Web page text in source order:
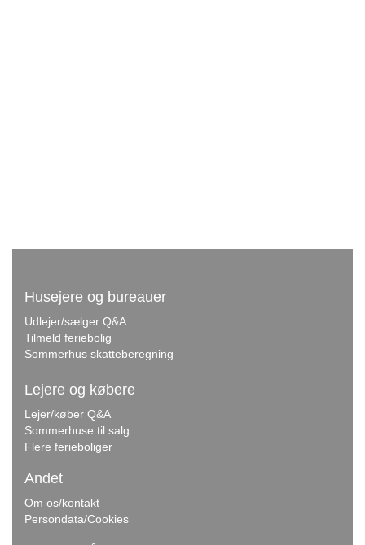
Husejere og bureauer
Udlejer/sælger Q&A
Tilmeld feriebolig
Sommerhus skatteberegning
Lejere og købere
Lejer/køber Q&A
Sommerhuse til salg
Flere ferieboliger
Andet
Om os/kontakt
Persondata/Cookies